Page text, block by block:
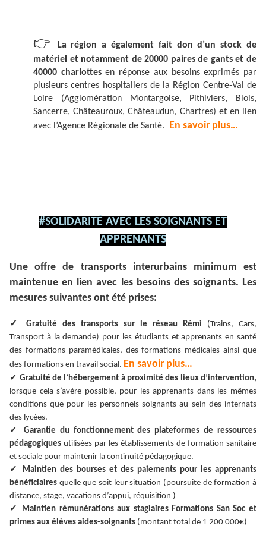
👉
La région a également fait don d’un stock de
matériel et notamment de 20000 paires de gants et de
40000 charlottesen réponse aux besoins exprimés par
plusieurs centres hospitaliers de la Région Centre-Val de
Loire (Agglomération Montargoise, Pithiviers, Blois,
Sancerre, Châteauroux, Châteaudun, Chartres) et en lien
avec l’Agence Régionale de Santé. En savoir plus…
#SOLIDARITÉ AVEC LES SOIGNANTS ET
APPRENANTS
Une offre de transports interurbains minimum est
maintenue en lien avec les besoins des soignants. Les
mesures suivantes ont été prises:
✓ Gratuité des transports sur le réseau Rémi (Trains, Cars,
Transport à la demande) pour les étudiants et apprenants en santé
des formations paramédicales, des formations médicales ainsi que
des formations en travail social. En savoir plus…
✓ Gratuité de l’hébergement à proximité des lieux d’intervention,
lorsque cela s’avère possible, pour les apprenants dans les mêmes
conditions que pour les personnels soignants au sein des internats
des lycées.
✓
Garantie du fonctionnement des plateformes de ressources
pédagogiques utilisées par les établissements de formation sanitaire
et sociale pour maintenir la continuité pédagogique.
✓
Maintien des bourses et des paiements pour les apprenants
bénéficiaires quelle que soit leur situation (poursuite de formation à
distance, stage, vacations d’appui, réquisition )
✓
Maintien rémunérations aux stagiaires Formations San Soc et
primes aux élèves aides-soignants (montant total de 1 200 000€)